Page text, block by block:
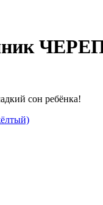
сон ребёнка!